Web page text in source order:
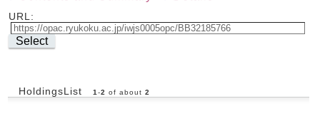
URL:
Select
HoldingsList 1 -2 of about 2